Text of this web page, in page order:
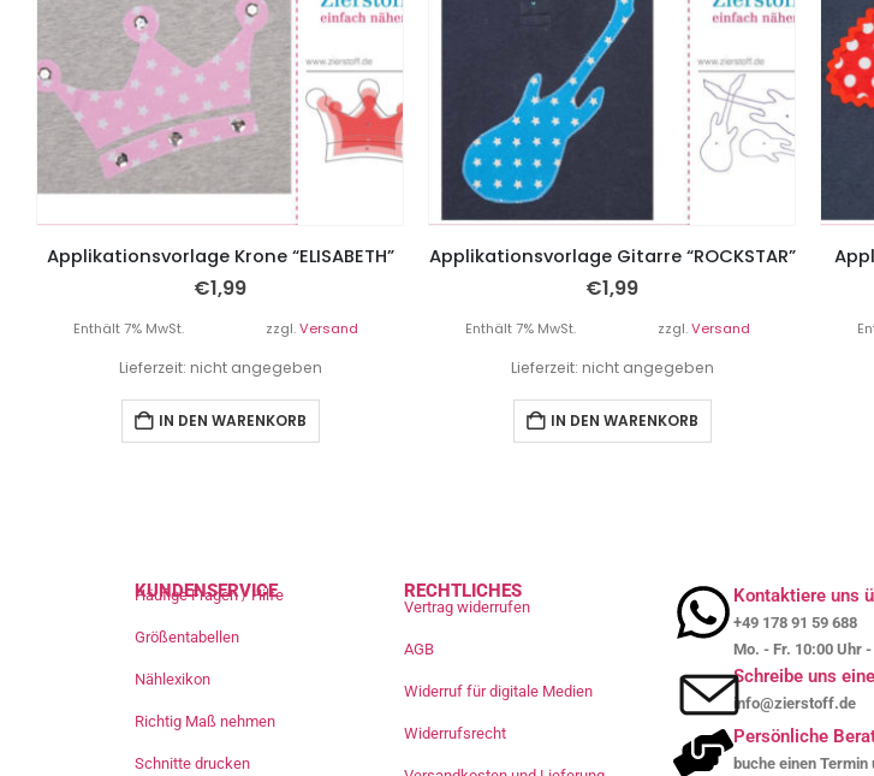
Applikationsvorlage Krone “ELISABETH”
€1,99
Enthält 7% MwSt. zzgl.Versand
Lieferzeit: nicht angegeben
IN DEN WARENKORB
Applikationsvorlage Gitarre “ROCKSTAR”
€1,99
Enthält 7% MwSt. zzgl.Versand
Lieferzeit: nicht angegeben
IN DEN WARENKORB
KUNDENSERVICE
Häufige Fragen / Hilfe
Größentabellen
Nählexikon
Richtig Maß nehmen
Schnitte drucken
RECHTLICHES
Vertrag widerrufen
AGB
Widerruf für digitale Medien
Widerrufsrecht
Kontaktiere uns
+49 178 91 59 688
Mo. - Fr. 10:00 Uhr
Schreibe uns
info@zierstoff.de
Persönliche
buche einen Termin